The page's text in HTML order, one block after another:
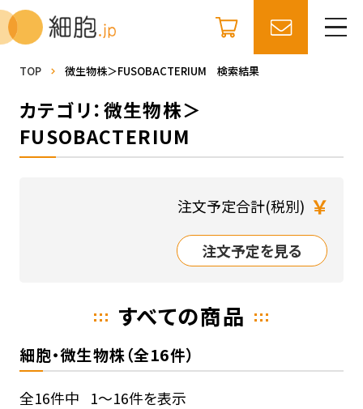
TOP 微生物株＞FUSOBACTERIUM 検索結果
カテゴリ：微生物株＞
FUSOBACTERIUM
注文予定合計(税別) ￥
注文予定を見る
すべての商品
細胞・微生物株（全16件）
全16件中 1～16件を表示